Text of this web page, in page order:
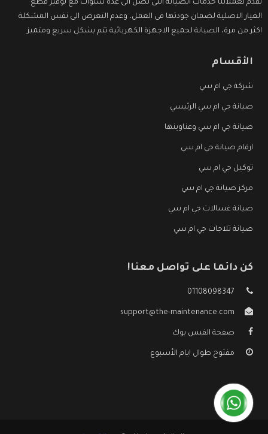
نقدم لعملائنا خدمات الصيانة التى تصل الى عدة سنوات مع توفير قطع
الغيار الاصلية لضمان جودتها فى العمل، وعدم التعرض الى نفس المشكلة
اكثر من مرة، الصيانة لجميع الاجهزة الكهربائية تتم بشكل سريع ومتميز.
الأقسام
شركة جي ام سي
صيانة جي ام سي الرئيسي
صيانة جي ام سي وعناوينها
ارقام صيانة جي ام سي
توكيل جي ام سي
مركز صيانة جي ام سي
صيانة غسالات جي ام سي
صيانة ثلاجات جي ام سي
كن دائما على تواصل معنا!
01108098347
support@the-maintenance.com
صفحة الفيس بوك
مفتوح طوال ايام الأسبوع